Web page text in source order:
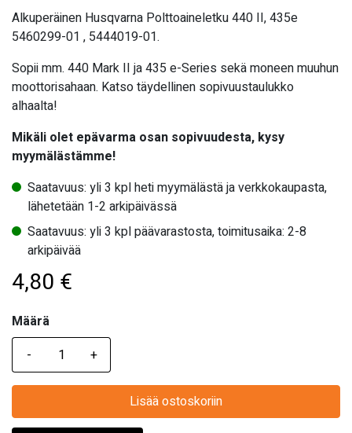
Alkuperäinen Husqvarna Polttoaineletku 440 II, 435e
5460299-01 , 5444019-01.
Sopii mm. 440 Mark II ja 435 e-Series sekä moneen muuhun
moottorisahaan. Katso täydellinen sopivuustaulukko
alhaalta!
Mikäli olet epävarma osan sopivuudesta, kysy
myymälästämme!
Saatavuus: yli 3 kpl heti myymälästä ja verkkokaupasta,
lähetetään 1-2 arkipäivässä
Saatavuus: yli 3 kpl päävarastosta, toimitusaika: 2-8
arkipäivää
4,80 €
Määrä
Määrä
Lisää ostoskoriin